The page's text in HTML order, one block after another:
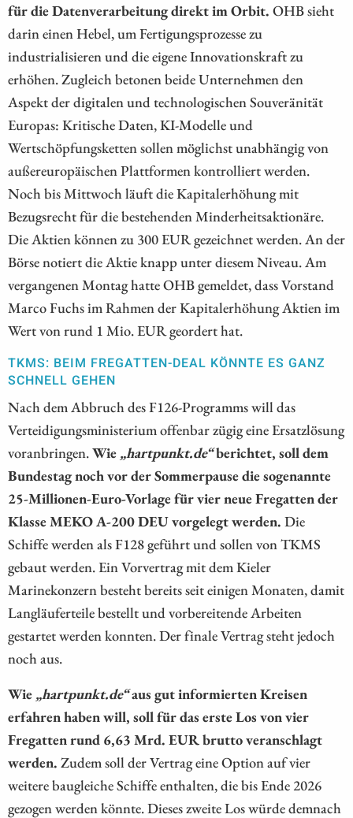
für die Datenverarbeitung direkt im Orbit. OHB sieht
darin einen Hebel, um Fertigungsprozesse zu
industrialisieren und die eigene Innovationskraft zu
erhöhen. Zugleich betonen beide Unternehmen den
Aspekt der digitalen und technologischen Souveränität
Europas: Kritische Daten, KI-Modelle und
Wertschöpfungsketten sollen möglichst unabhängig von
außereuropäischen Plattformen kontrolliert werden.
Noch bis Mittwoch läuft die Kapitalerhöhung mit
Bezugsrecht für die bestehenden Minderheitsaktionäre.
Die Aktien können zu 300 EUR gezeichnet werden. An der
Börse notiert die Aktie knapp unter diesem Niveau. Am
vergangenen Montag hatte OHB gemeldet, dass Vorstand
Marco Fuchs im Rahmen der Kapitalerhöhung Aktien im
Wert von rund 1 Mio. EUR geordert hat.
TKMS: BEIM FREGATTEN-DEAL KÖNNTE ES GANZ
SCHNELL GEHEN
Nach dem Abbruch des F126-Programms will das
Verteidigungsministerium offenbar zügig eine Ersatzlösung
voranbringen.Wie „hartpunkt.de“berichtet, soll dem
Bundestag noch vor der Sommerpause die sogenannte
25-Millionen-Euro-Vorlage für vier neue Fregatten der
Klasse MEKO A-200 DEU vorgelegt werden. Die
Schiffe werden als F128 geführt und sollen von TKMS
gebaut werden. Ein Vorvertrag mit dem Kieler
Marinekonzern besteht bereits seit einigen Monaten, damit
Langläuferteile bestellt und vorbereitende Arbeiten
gestartet werden konnten. Der finale Vertrag steht jedoch
noch aus.
Wie „hartpunkt.de“aus gut informierten Kreisen
erfahren haben will, soll für das erste Los von vier
Fregatten rund 6,63 Mrd. EUR brutto veranschlagt
werden. Zudem soll der Vertrag eine Option auf vier
weitere baugleiche Schiffe enthalten, die bis Ende 2026
gezogen werden könnte. Dieses zweite Los würde demnach